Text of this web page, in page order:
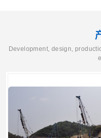
Development, design,